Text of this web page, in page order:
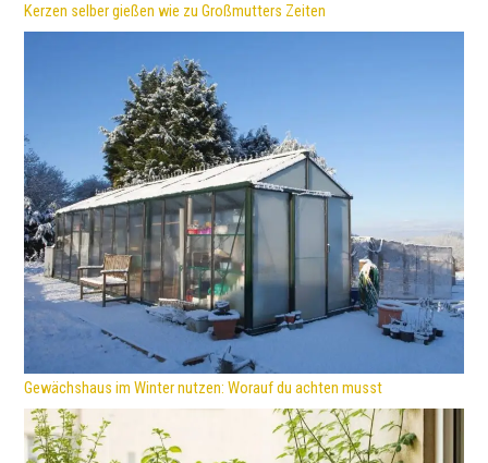
Kerzen selber gießen wie zu Großmutters Zeiten
Gewächshaus im Winter nutzen: Worauf du achten musst